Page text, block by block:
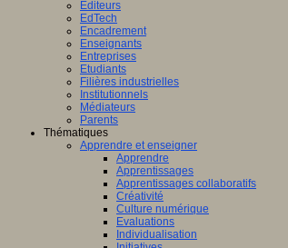
Editeurs
EdTech
Encadrement
Enseignants
Entreprises
Etudiants
Filières industrielles
Institutionnels
Médiateurs
Parents
Thématiques
Apprendre et enseigner
Apprendre
Apprentissages
Apprentissages collaboratifs
Créativité
Culture numérique
Evaluations
Individualisation